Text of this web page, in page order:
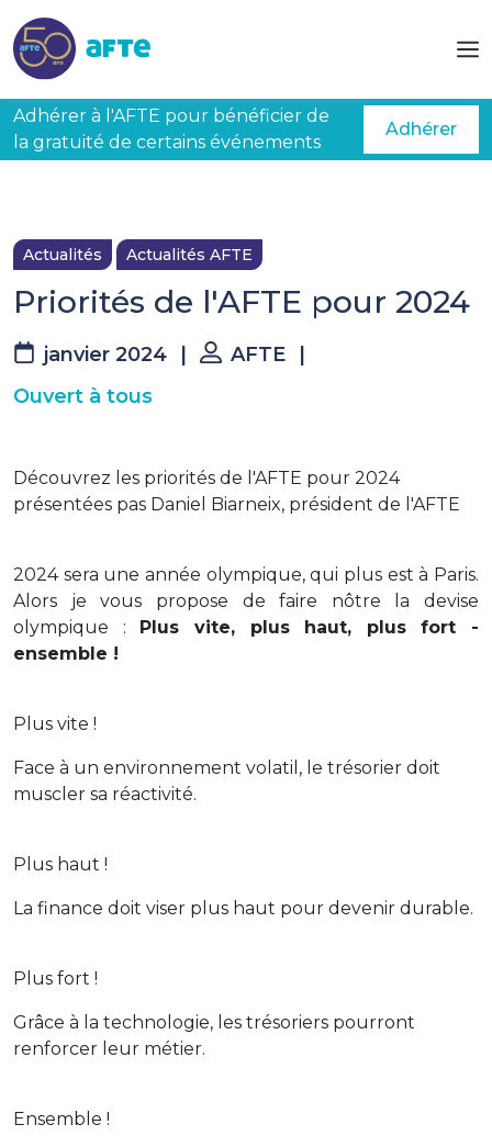
Adhérer à l'AFTE pour bénéficier de
la gratuité de certains événements
Adhérer
Actualités Actualités AFTE
Priorités de l'AFTE pour 2024
janvier 2024 AFTE
Ouvert à tous
Découvrez les priorités de l'AFTE pour 2024
présentées pas Daniel Biarneix, président de l'AFTE
2024 sera une année olympique, qui plus est à Paris.
Alors je vous propose de faire nôtre la devise
olympique : Plus vite, plus haut, plus fort -
ensemble !
Plus vite !
Face à un environnement volatil, le trésorier doit
muscler sa réactivité.
Plus haut !
La finance doit viser plus haut pour devenir durable.
Plus fort !
Grâce à la technologie, les trésoriers pourront
renforcer leur métier.
Ensemble !